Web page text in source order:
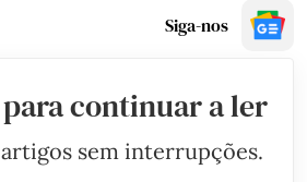
Siga-nos
continuar a ler
sem interrupções.